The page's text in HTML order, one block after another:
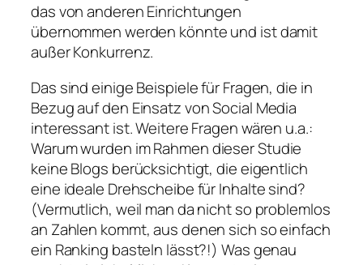
das von anderen Einrichtungen
übernommen werden könnte und ist damit
außer Konkurrenz.
Das sind einige Beispiele für Fragen, die in
Bezug auf den Einsatz von Social Media
interessant ist. Weitere Fragen wären u.a.:
Warum wurden im Rahmen dieser Studie
keine Blogs berücksichtigt, die eigentlich
eine ideale Drehscheibe für Inhalte sind?
(Vermutlich, weil man da nicht so problemlos
an Zahlen kommt, aus denen sich so einfach
ein Ranking basteln lässt?!) Was genau